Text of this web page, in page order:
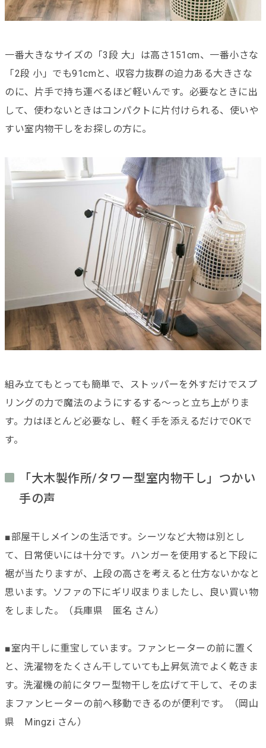
一番大きなサイズの「3段 大」は高さ151cm、一番小さな
「2段 小」でも91cmと、収容力抜群の迫力ある大きさな
のに、片手で持ち運べるほど軽いんです。必要なときに出
して、使わないときはコンパクトに片付けられる、使いや
すい室内物干しをお探しの方に。
組み立てもとっても簡単で、ストッパーを外すだけでスプ
リングの力で魔法のようにするする〜っと立ち上がりま
す。力はほとんど必要なし、軽く手を添えるだけでOKで
す。
「大木製作所/タワー型室内物干し」つかい
手の声
■部屋干しメインの生活です。シーツなど大物は別とし
て、日常使いには十分です。ハンガーを使用すると下段に
裾が当たりますが、上段の高さを考えると仕方ないかなと
思います。ソファの下にギリ収まりましたし、良い買い物
をしました。（兵庫県 匿名 さん）
■室内干しに重宝しています。ファンヒーターの前に置く
と、洗濯物をたくさん干していても上昇気流でよく乾きま
す。洗濯機の前にタワー型物干しを広げて干して、そのま
まファンヒーターの前へ移動できるのが便利です。（岡山
県 Mingzi さん）